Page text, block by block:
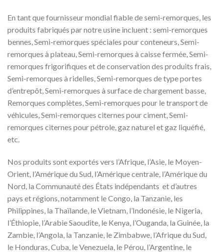
En tant que fournisseur mondial fiable de semi-remorques, les
produits fabriqués par notre usine incluent : semi-remorques
bennes, Semi-remorques spéciales pour conteneurs, Semi-
remorques à plateau, Semi-remorques à caisse fermée, Semi-
remorques frigorifiques et de conservation des produits frais,
Semi-remorques à ridelles, Semi-remorques de type portes
d’entrepôt, Semi-remorques à surface de chargement basse,
Remorques complètes, Semi-remorques pour le transport de
véhicules, Semi-remorques citernes pour ciment, Semi-
remorques citernes pour pétrole, gaz naturel et gaz liquéfié,
etc.
Nos produits sont exportés vers l’Afrique, l’Asie, le Moyen-
Orient, l’Amérique du Sud, l’Amérique centrale, l’Amérique du
Nord, la Communauté des États indépendants et d’autres
pays et régions, notamment le Congo, la Tanzanie, les
Philippines, la Thaïlande, le Vietnam, l’Indonésie, le Nigeria,
l’Éthiopie, l’Arabie Saoudite, le Kenya, l’Ouganda, la Guinée, la
Zambie, l’Angola, la Tanzanie, le Zimbabwe, l’Afrique du Sud,
le Honduras, Cuba, le Venezuela, le Pérou, l’Argentine, le